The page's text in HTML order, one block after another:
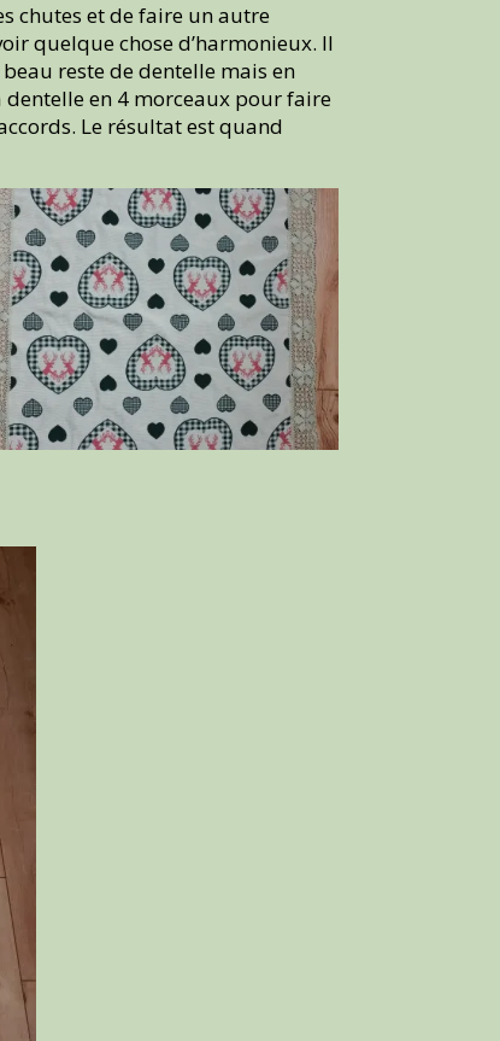
chutes et de faire un autre
quelque chose d’harmonieux. Il
reste de dentelle mais en
en 4 morceaux pour faire
Le résultat est quand